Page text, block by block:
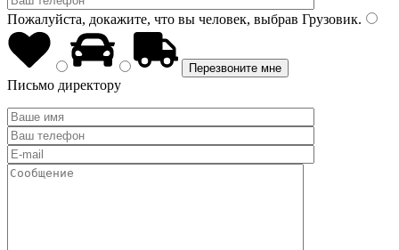
Пожалуйста, докажите, что вы человек, выбрав Грузовик.
Письмо директору